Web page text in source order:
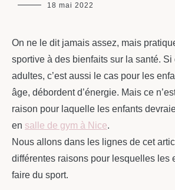
maman
18 mai 2022
On ne le dit jamais assez, mais
sportive à des bienfaits sur la santé.
adultes, c’est aussi le cas pour les
âge, débordent d’énergie. Mais ce
raison pour laquelle les enfants
en salle de gym à Nice.
Nous allons dans les lignes de cet
différentes raisons pour lesquelles les
faire du sport.